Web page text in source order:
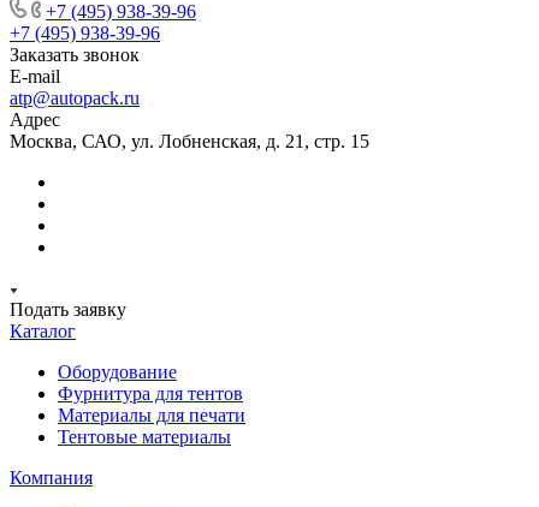
+7 (495) 938-39-96
+7 (495) 938-39-96
Заказать звонок
E-mail
atp@autopack.ru
Адрес
Москва, САО, ул. Лобненская, д. 21, стр. 15
Подать заявку
Каталог
Оборудование
Фурнитура для тентов
Материалы для печати
Тентовые материалы
Компания